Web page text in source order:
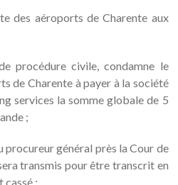
des aéroports de Charente aux
procédure civile, condamne le
de Charente à payer à la société
services la somme globale de 5
;
procureur général près la Cour de
transmis pour être transcrit en
cassé ;